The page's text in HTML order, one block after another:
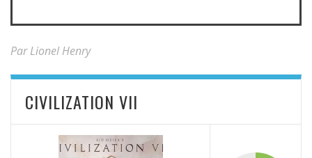
Par Lionel Henry
CIVILIZATION VII